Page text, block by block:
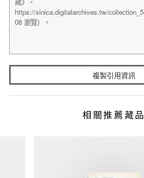
複製引用資訊
相關推薦藏品